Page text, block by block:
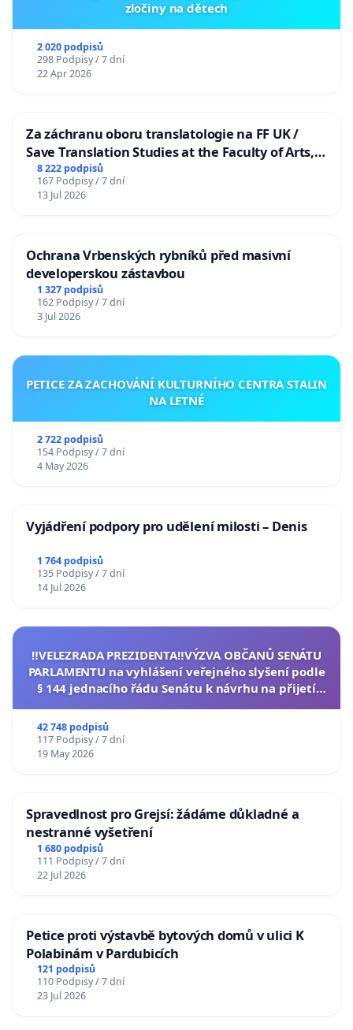
zločiny na dětech
2 020 podpisů
298 Podpisy / 7 dní
22 Apr 2026
Za záchranu oboru translatologie na FF UK /
Save Translation Studies at the Faculty of Arts,
Charles University
8 222 podpisů
167 Podpisy / 7 dní
13 Jul 2026
Ochrana Vrbenských rybníků před masivní
developerskou zástavbou
1 327 podpisů
162 Podpisy / 7 dní
3 Jul 2026
PETICE ZA ZACHOVÁNÍ KULTURNÍHO CENTRA STALIN
NA LETNÉ
2 722 podpisů
154 Podpisy / 7 dní
4 May 2026
Vyjádření podpory pro udělení milosti – Denis
1 764 podpisů
135 Podpisy / 7 dní
14 Jul 2026
‼️VELEZRADA PREZIDENTA‼️VÝZVA OBČANŮ SENÁTU
PARLAMENTU na vyhlášení veřejného slyšení podle
§ 144 jednacího řádu Senátu k návrhu na přijetí
42 748 podpisů
117 Podpisy / 7 dní
19 May 2026
Spravedlnost pro Grejsí: žádáme důkladné a
nestranné vyšetření
1 680 podpisů
111 Podpisy / 7 dní
22 Jul 2026
Petice proti výstavbě bytových domů v ulici K
Polabinám v Pardubicích
121 podpisů
110 Podpisy / 7 dní
23 Jul 2026